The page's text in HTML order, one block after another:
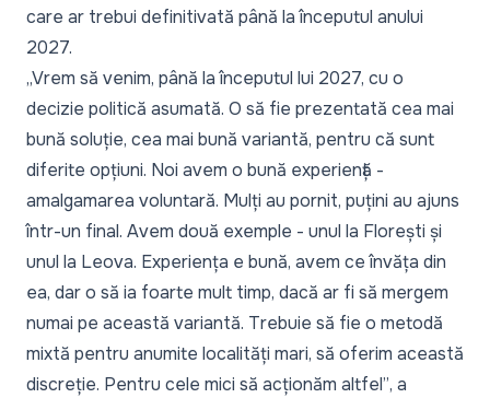
care ar trebui definitivată până la începutul anului
2027.
„Vrem să venim, până la începutul lui 2027, cu o
decizie politică asumată. O să fie prezentată cea mai
bună soluție, cea mai bună variantă, pentru că sunt
diferite opțiuni. Noi avem o bună experiență -
amalgamarea voluntară. Mulți au pornit, puțini au ajuns
într-un final. Avem două exemple - unul la Florești și
unul la Leova. Experiența e bună, avem ce învăța din
ea, dar o să ia foarte mult timp, dacă ar fi să mergem
numai pe această variantă. Trebuie să fie o metodă
mixtă pentru anumite localități mari, să oferim această
discreție. Pentru cele mici să acționăm altfel”, a